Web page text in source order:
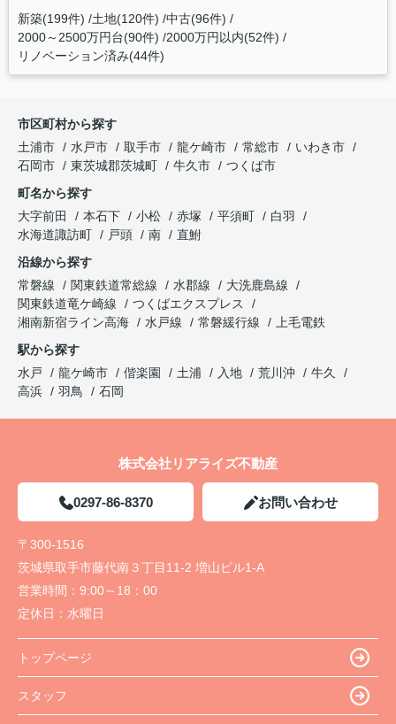
新築(199件) 土地(120件) 中古(96件)
2000～2500万円台(90件) 2000万円以内(52件)
リノベーション済み(44件)
市区町村から探す
土浦市
水戸市 取手市 龍ケ崎市 常総市
いわき市
石岡市
東茨城郡茨城町 牛久市
つくば市
町名から探す
大字前田
本石下 小松 赤塚 平須町
白羽
水海道諏訪町
戸頭 南
直鮒
沿線から探す
常磐線
関東鉄道常総線 水郡線
大洗鹿島線
関東鉄道竜ケ崎線
つくばエクスプレス
湘南新宿ライン高海
水戸線 常磐緩行線
上毛電鉄
駅から探す
水戸
龍ケ崎市 偕楽園 土浦 入地 荒川沖
牛久
高浜
羽鳥 石岡
株式会社リアライズ不動産
0297-86-8370 お問い合わせ
〒300-1516
茨城県取手市藤代南３丁目11-2 増山ビル1-A
営業時間： 9:00～18：00
定休日： 水曜日
トップページ
スタッフ